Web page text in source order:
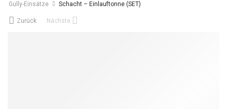
Gully-Einsätze Schacht – Einlauftonne (SET)
Zurück Nächste